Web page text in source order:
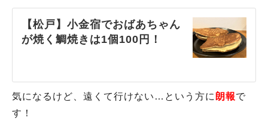
【松戸】小金宿でおばあちゃん
が焼く鯛焼きは1個100円！
気になるけど、遠くて行けない…という方に 朗報で
す！